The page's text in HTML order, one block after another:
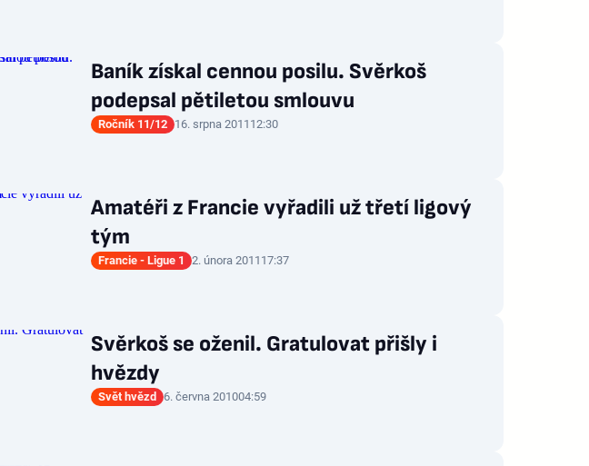
Baník získal cennou posilu. Svěrkoš
podepsal pětiletou smlouvu
Ročník 11/12 16. srpna 2011 12:30
Amatéři z Francie vyřadili už třetí ligový
tým
Francie - Ligue 1 2. února 2011 17:37
Svěrkoš se oženil. Gratulovat přišly i
hvězdy
Svět hvězd 6. června 201004:59